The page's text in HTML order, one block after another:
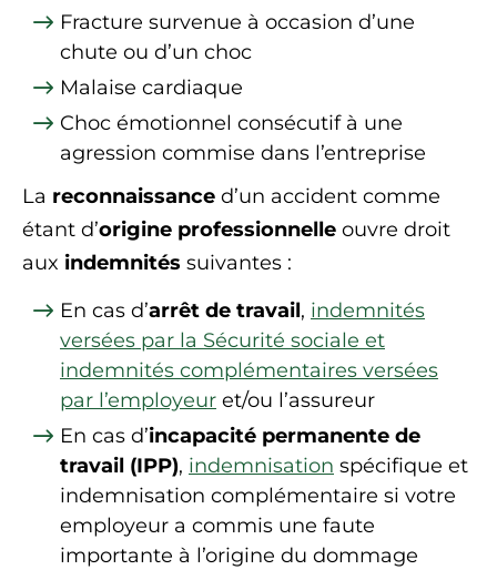
Fracture survenue à occasion d’une
chute ou d’un choc
Malaise cardiaque
Choc émotionnel consécutif à une
agression commise dans l’entreprise
La reconnaissance d’un accident comme
étant d’origine professionnelle ouvre droit
aux indemnités suivantes :
En cas d’arrêt de travail, indemnités
versées par la Sécurité sociale et
indemnités complémentaires versées
par l’employeur et/ou l’assureur
En cas d’incapacité permanente de
travail (IPP), indemnisation spécifique et
indemnisation complémentaire si votre
employeur a commis une faute
importante à l’origine du dommage